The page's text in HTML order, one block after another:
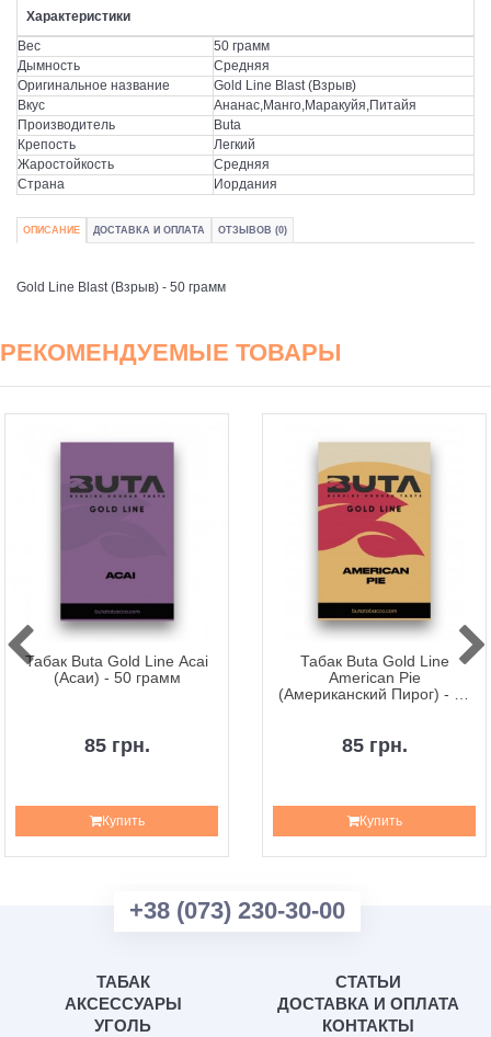
Характеристики
Вес
50 грамм
Дымность
Средняя
Оригинальное название
Gold Line Blast (Взрыв)
Вкус
Ананас,Манго,Маракуйя,Питайя
Производитель
Buta
Крепость
Легкий
Жаростойкость
Средняя
Страна
Иордания
ОПИСАНИЕ ДОСТАВКА И ОПЛАТА ОТЗЫВОВ (0)
Gold Line Blast (Взрыв) - 50 грамм
РЕКОМЕНДУЕМЫЕ ТОВАРЫ
Табак Buta Gold Line Acai
(Асаи) - 50 грамм
85 грн.
Купить
Табак Buta Gold Line
American Pie
(Американский Пирог) - 50
85 грн.
Купить
+38 (073) 230-30-00
ТАБАК
АКСЕССУАРЫ
УГОЛЬ
СТАТЬИ
ДОСТАВКА И ОПЛАТА
КОНТАКТЫ